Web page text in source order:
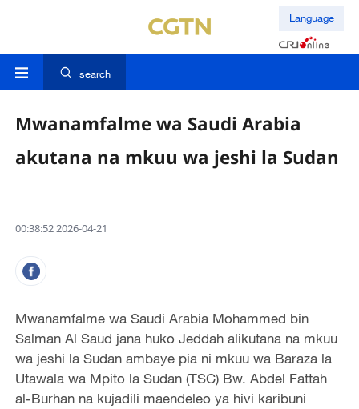
Language
search
Mwanamfalme wa Saudi Arabia
akutana na mkuu wa jeshi la Sudan
00:38:52 2026-04-21
Mwanamfalme wa Saudi Arabia Mohammed bin
Salman Al Saud jana huko Jeddah alikutana na mkuu
wa jeshi la Sudan ambaye pia ni mkuu wa Baraza la
Utawala wa Mpito la Sudan (TSC) Bw. Abdel Fattah
al-Burhan na kujadili maendeleo ya hivi karibuni